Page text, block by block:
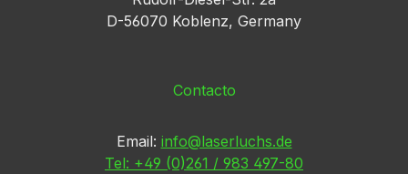
D-56070 Koblenz, Germany
Contacto
Email: info@laserluchs.de
Tel: +49 (0)261 / 983 497-80